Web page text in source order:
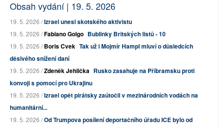
Obsah vydání | 19. 5. 2026
19. 5. 2026 /Izrael unesl skotského aktivistu
19. 5. 2026 /Fabiano Golgo Bublinky Britských listů - 10
19. 5. 2026 /Boris Cvek Tak už i Mojmír Hampl mluví o důsledcích
děsivého snížení daní
19. 5. 2026 /Zdeněk Jehlička Rusko zasahuje na Příbramsku proti
konvoji s pomocí pro Ukrajinu
19. 5. 2026 /Izrael opět pirátsky zaútočil v mezinárodních vodách na
humanitární...
19. 5. 2026 /Od Trumpova posílení deportačního úřadu ICE bylo od